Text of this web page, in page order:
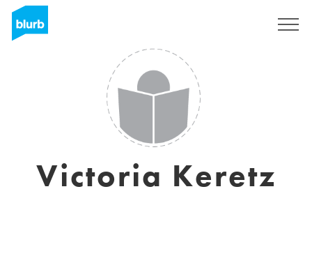
Victoria Keretz